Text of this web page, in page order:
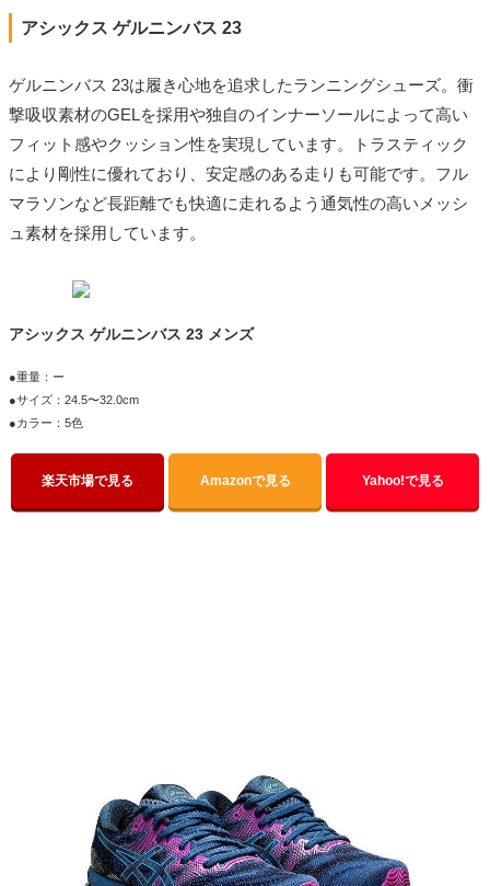
アシックス ゲルニンバス 23
ゲルニンバス 23は履き心地を追求したランニングシューズ。衝
撃吸収素材のGELを採用や独自のインナーソールによって高い
フィット感やクッション性を実現しています。トラスティック
により剛性に優れており、安定感のある走りも可能です。フル
マラソンなど長距離でも快適に走れるよう通気性の高いメッシ
ュ素材を採用しています。
アシックス ゲルニンバス 23 メンズ
●重量：ー
●サイズ：24.5〜32.0cm
●カラー：5色
楽天市場で見る Amazonで見る Yahoo!で見る